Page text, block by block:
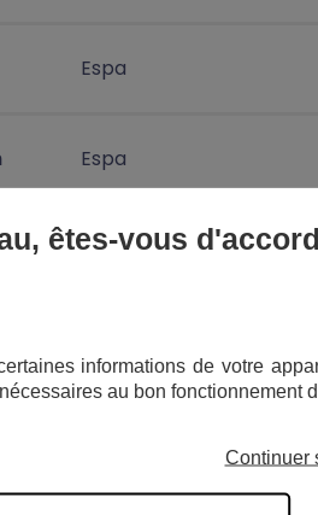
Espa
Espa
Espa
êtes-vous
informations de votre
au bon fonctionnement
Continuer